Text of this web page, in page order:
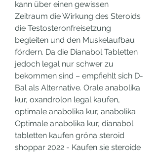
kann über einen gewissen
Zeitraum die Wirkung des Steroids
die Testosteronfreisetzung
begleiten und den Muskelaufbau
fördern. Da die Dianabol Tabletten
jedoch legal nur schwer zu
bekommen sind – empfiehlt sich D-
Bal als Alternative. Orale anabolika
kur, oxandrolon legal kaufen,
optimale anabolika kur, anabolika
Optimale anabolika kur, dianabol
tabletten kaufen gröna steroid
shoppar 2022 - Kaufen sie steroide